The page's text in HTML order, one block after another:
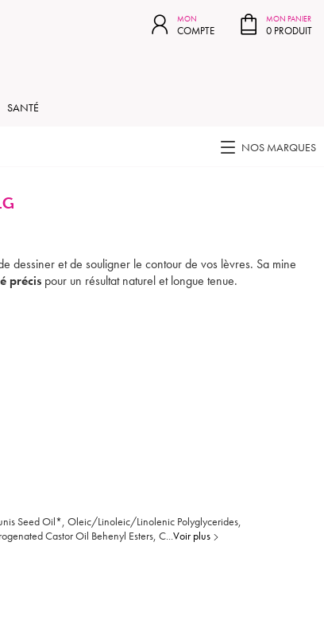
MON
COMPTE
MON PANIER
0 PRODUIT
SANTÉ
NOS MARQUES
dessiner et de souligner le contour de vos lèvres. Sa mine
précis pour un résultat naturel et longue tenue.
Seed Oil*, Oleic/Linoleic/Linolenic Polyglycerides,
Castor Oil Behenyl Esters, C...Voir plus
MON PANIER